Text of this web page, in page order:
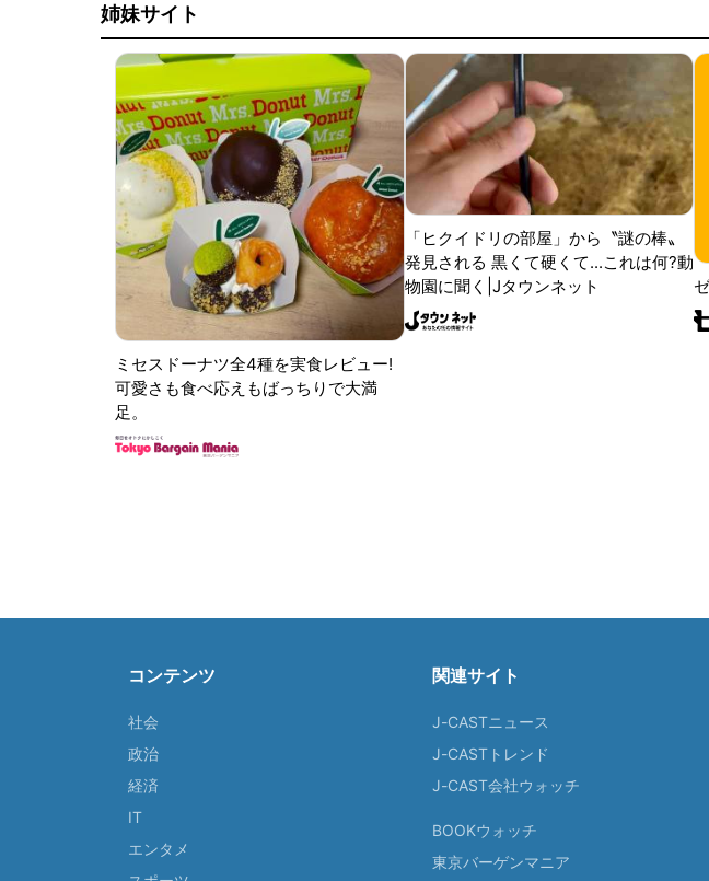
姉妹サイト
ミセスドーナツ全4種を実食レビュー!
可愛さも食べ応えもばっちりで大満
足。
「ヒクイドリの部屋」から〝謎の棒〟
発見される 黒くて硬くて...これは何?動
物園に聞く|Jタウンネット
コンテンツ
社会
政治
経済
IT
エンタメ
関連サイト
J-CASTニュース
J-CASTトレンド
J-CAST会社ウォッチ
BOOKウォッチ
東京バーゲンマニア